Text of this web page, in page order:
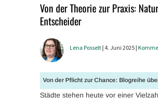
Von der Theorie zur Praxis:
Entscheider
Lena Posselt | 4. Juni 2025 |
Von der Pflicht zur Chance: Blogreihe
Städte stehen heute vor einer